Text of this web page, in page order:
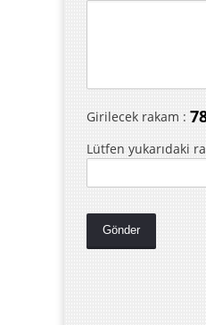
Girilecek rakam :
Lütfen yukarıdaki